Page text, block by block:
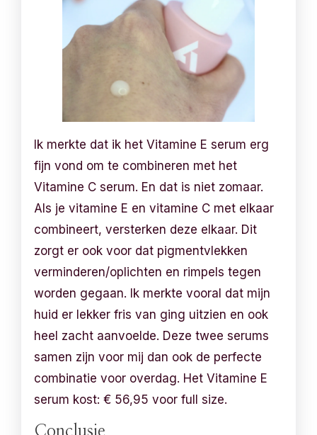
Ik merkte dat ik het Vitamine E serum erg
fijn vond om te combineren met het
Vitamine C serum. En dat is niet zomaar.
Als je vitamine E en vitamine C met elkaar
combineert, versterken deze elkaar. Dit
zorgt er ook voor dat pigmentvlekken
verminderen/oplichten en rimpels tegen
worden gegaan. Ik merkte vooral dat mijn
huid er lekker fris van ging uitzien en ook
heel zacht aanvoelde. Deze twee serums
samen zijn voor mij dan ook de perfecte
combinatie voor overdag. Het Vitamine E
serum kost: € 56,95 voor full size.